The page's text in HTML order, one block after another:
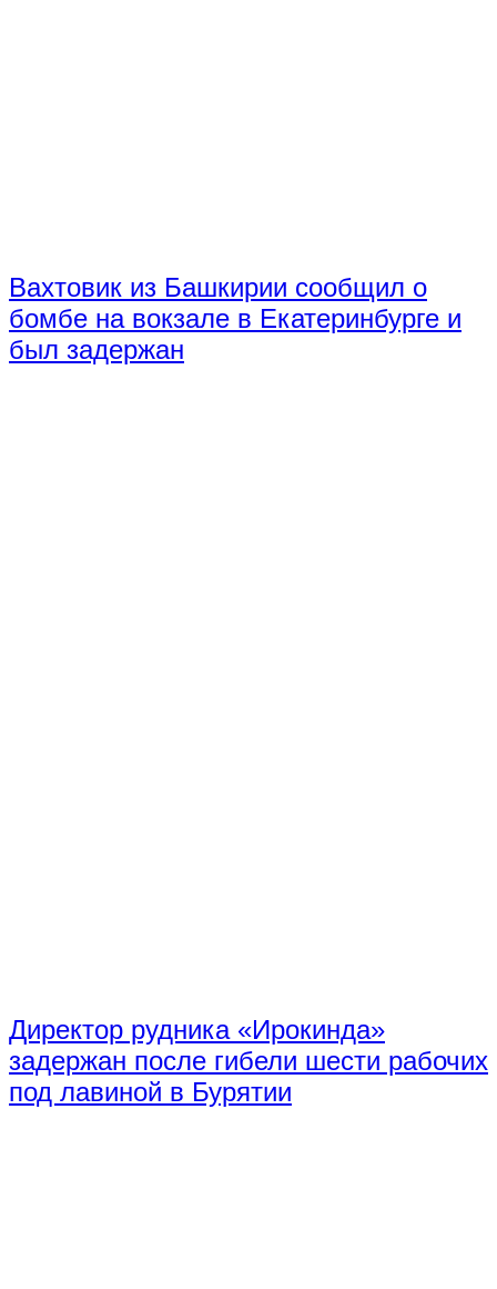
Вахтовик из Башкирии сообщил о
бомбе на вокзале в Екатеринбурге и
был задержан
Директор рудника «Ирокинда»
задержан после гибели шести рабочих
под лавиной в Бурятии